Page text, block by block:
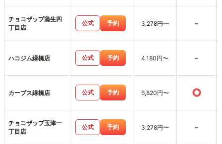
チョコザップ蒲生四
丁目店
公式 予約 3,278円〜 -
ハコジム緑橋店 公式 予約 4,180円〜 -
カーブス緑橋店 公式 予約 6,820円〜 ○
チョコザップ玉津一
丁目店
公式 予約 3,278円〜 -